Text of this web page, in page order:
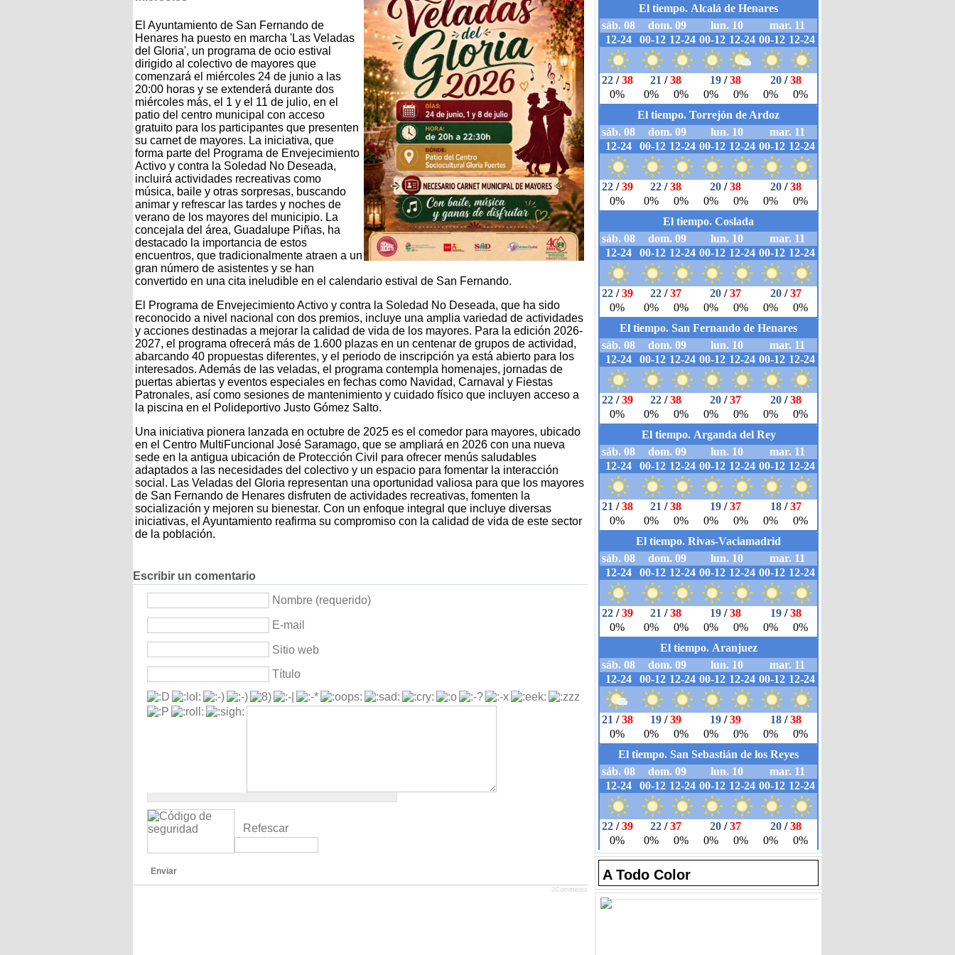
El Ayuntamiento de San Fernando de
Henares ha puesto en marcha 'Las Veladas
del Gloria', un programa de ocio estival
dirigido al colectivo de mayores que
comenzará el miércoles 24 de junio a las
20:00 horas y se extenderá durante dos
miércoles más, el 1 y el 11 de julio, en el
patio del centro municipal con acceso
gratuito para los participantes que presenten
su carnet de mayores. La iniciativa, que
forma parte del Programa de Envejecimiento
Activo y contra la Soledad No Deseada,
incluirá actividades recreativas como
música, baile y otras sorpresas, buscando
animar y refrescar las tardes y noches de
verano de los mayores del municipio. La
concejala del área, Guadalupe Piñas, ha
destacado la importancia de estos
encuentros, que tradicionalmente atraen a un
gran número de asistentes y se han
convertido en una cita ineludible en el calendario estival de San Fernando.
El Programa de Envejecimiento Activo y contra la Soledad No Deseada, que ha sido
reconocido a nivel nacional con dos premios, incluye una amplia variedad de actividades
y acciones destinadas a mejorar la calidad de vida de los mayores. Para la edición 2026-
2027, el programa ofrecerá más de 1.600 plazas en un centenar de grupos de actividad,
abarcando 40 propuestas diferentes, y el periodo de inscripción ya está abierto para los
interesados. Además de las veladas, el programa contempla homenajes, jornadas de
puertas abiertas y eventos especiales en fechas como Navidad, Carnaval y Fiestas
Patronales, así como sesiones de mantenimiento y cuidado físico que incluyen acceso a
la piscina en el Polideportivo Justo Gómez Salto.
Una iniciativa pionera lanzada en octubre de 2025 es el comedor para mayores, ubicado
en el Centro MultiFuncional José Saramago, que se ampliará en 2026 con una nueva
sede en la antigua ubicación de Protección Civil para ofrecer menús saludables
adaptados a las necesidades del colectivo y un espacio para fomentar la interacción
social. Las Veladas del Gloria representan una oportunidad valiosa para que los mayores
de San Fernando de Henares disfruten de actividades recreativas, fomenten la
socialización y mejoren su bienestar. Con un enfoque integral que incluye diversas
iniciativas, el Ayuntamiento reafirma su compromiso con la calidad de vida de este sector
de la población.
Escribir un comentario
Nombre (requerido)
E-mail
Sitio web
Título
Refescar
Enviar
JComments
A Todo Color